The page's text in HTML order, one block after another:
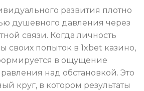
развития плотно
душевного давления через
связи. Когда личность
своих попыток в 1xbet казино,
в ощущение
над обстановкой. Это
круг, в котором результаты